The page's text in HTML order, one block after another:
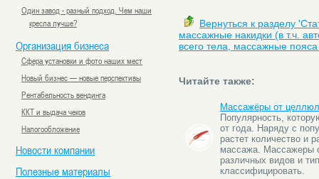
Один завод - разный подход. Чем наши
кресла лучше?
Организация бизнеса
Сфера установки и фото наших мест
Новый бизнес — новые перспективы
Рентабельность вендинга
ККТ и выдача чеков
Налогообложение
Новости компании
Полезные материалы
Вернуться к разделу
массажные накидки (в т.ч.
всего тела, массажные
Читайте также:
Массажёры от
Популярность,
от года. Наряду с
растет количество и
массажа. Массажеры
различных видов и
классифицировать.